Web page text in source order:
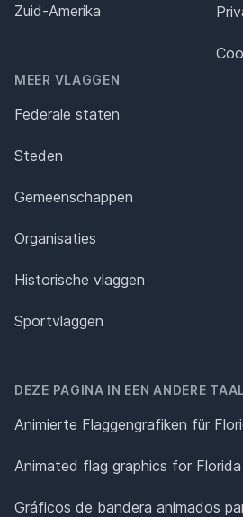
Zuid-Amerika
MEER VLAGGEN
Federale staten
Steden
Gemeenschappen
Organisaties
Historische vlaggen
Sportvlaggen
DEZE PAGINA IN EEN ANDERE
Animierte Flaggengrafiken für
Animated flag graphics for Florida
Gráficos de bandera animados